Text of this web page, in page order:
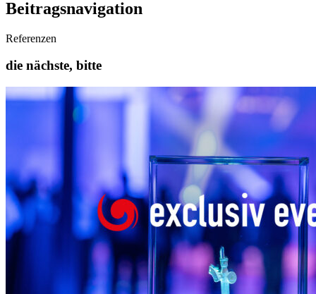
Beitragsnavigation
Referenzen
die nächste, bitte